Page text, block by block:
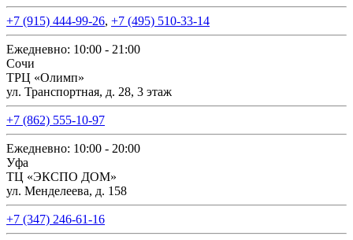
+7 (915) 444-99-26, +7 (495) 510-33-14
Ежедневно: 10:00 - 21:00
Сочи
ТРЦ «Олимп»
ул. Транспортная, д. 28, 3 этаж
+7 (862) 555-10-97
Ежедневно: 10:00 - 20:00
Уфа
ТЦ «ЭКСПО ДОМ»
ул. Менделеева, д. 158
+7 (347) 246-61-16